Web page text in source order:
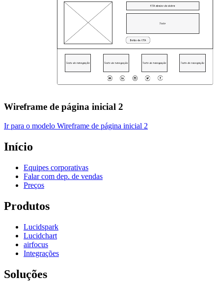
Wireframe de página inicial 2
Ir para o modelo Wireframe de página inicial 2
Início
Equipes corporativas
Falar com dep. de vendas
Preços
Produtos
Lucidspark
Lucidchart
airfocus
Integrações
Soluções